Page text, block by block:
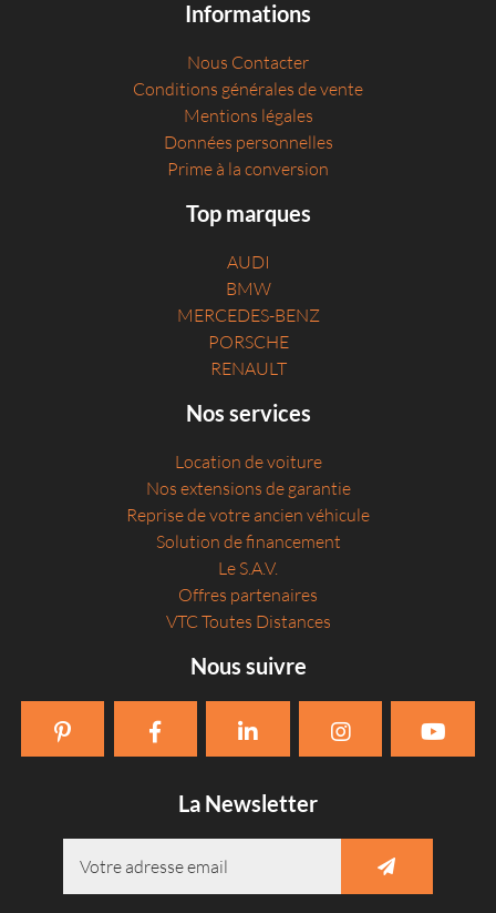
Informations
Nous Contacter
Conditions générales de vente
Mentions légales
Données personnelles
Prime à la conversion
Top marques
AUDI
BMW
MERCEDES-BENZ
PORSCHE
RENAULT
Nos services
Location de voiture
Nos extensions de garantie
Reprise de votre ancien véhicule
Solution de financement
Le S.A.V.
Offres partenaires
VTC Toutes Distances
Nous suivre
La Newsletter